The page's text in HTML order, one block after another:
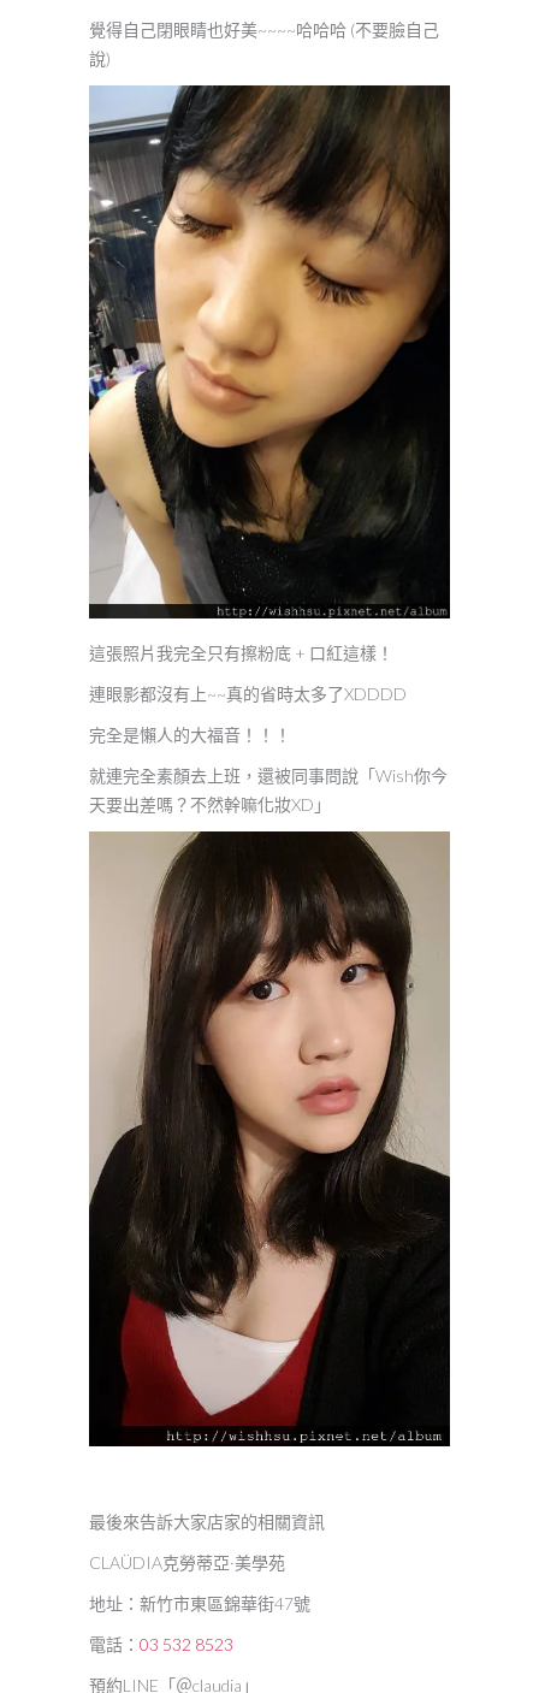
覺得自己閉眼睛也好美~~~~哈哈哈 (不要臉自己
說)
這張照片我完全只有擦粉底 + 口紅這樣！
連眼影都沒有上~~真的省時太多了XDDDD
完全是懶人的大福音！！！
就連完全素顏去上班，還被同事問說「Wish你今
天要出差嗎？不然幹嘛化妝XD」
最後來告訴大家店家的相關資訊
CLAÜDIA克勞蒂亞·美學苑
地址：新竹市東區錦華街47號
電話： 03 532 8523
預約LINE「＠claudia」